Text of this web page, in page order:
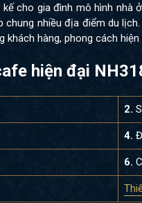
cho gia đình mô hình nhà
nhiều địa điểm du
hàng, phong cách
hiện đại
2.
4.
6.